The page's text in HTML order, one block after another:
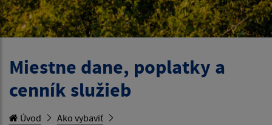
Miestne dane, poplatky a
cenník služieb
Úvod
Ako vybaviť